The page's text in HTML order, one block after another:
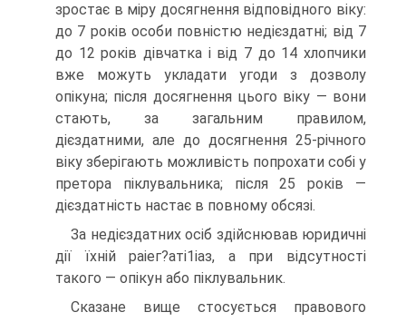
зростає в міру досягнення відповідного віку:
до 7 років особи повністю недієздатні; від 7
до 12 років дівчатка і від 7 до 14 хлопчики
вже можуть укладати угоди з дозволу
опікуна; після досягнення цього віку — вони
стають, за загальним правилом,
дієздатними, але до досягнення 25-річного
віку зберігають можливість попрохати собі у
претора піклувальника; після 25 років —
дієздатність настає в повному обсязі.
За недієздатних осіб здійснював юридичні
дії їхній раіег?аті1іаз, а при відсутності
такого — опікун або піклувальник.
Сказане вище стосується правового